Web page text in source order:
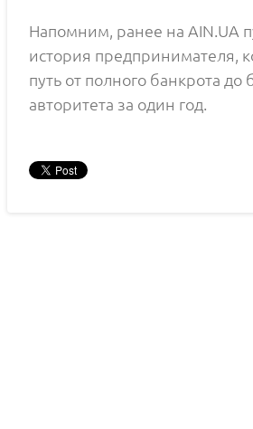
Напомним, ранее на AIN.UA
история предпринимателя,
путь от полного банкрота до
авторитета за один год.